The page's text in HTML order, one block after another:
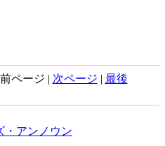
ページ | 次ページ | 最後
・アンノウン